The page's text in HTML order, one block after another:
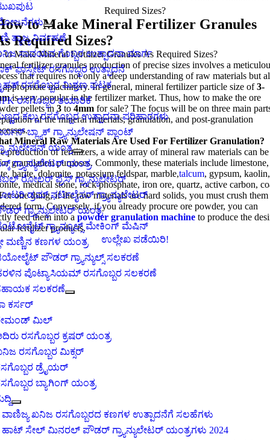
ತ್ಯಾಜ್ಯ ನಿರ್ವಹಣೆ
ಸಾವಯವ ಗೊಬ್ಬರ ಉತ್ಪಾದನಾ ಮಾರ್ಗ
ಫಾಸ್ಫೇಟ್ ರಸಗೊಬ್ಬರ ಉತ್ಪಾದನೆ
ರಸಗೊಬ್ಬರ ಮಿಶ್ರಣ ಘಟಕ
ರಸಗೊಬ್ಬರ ತಯಾರಿಕೆ
ಕಲ್ಲು ರಸಗೊಬ್ಬರ ಉತ್ಪಾದನಾ ಪರಿಹಾರಗಳು
ಬ್ಲ್ಯಾಕ್ ಗ್ರ್ಯಾನ್ಯುಲೇಷನ್ ಪ್ಲಾಂಟ್
ಯಂತ್ರ
ಗ್ರ್ಯಾನ್ಯುಲೇಟರ್ ಯಂತ್ರ
ರೋಲರ್ ಪ್ರೆಸ್ ಗ್ರ್ಯಾನ್ಯುಲೇಟರ್
ಡ್ರಮ್ ಫರ್ಟಿಲೈಸರ್ ಗ್ರ್ಯಾನ್ಯುಲೇಟರ್
ಗ್ರ್ಯಾನ್ಯುಲೇಟರ್ ಯಂತ್ರ
ಗ್ರ್ಯಾನ್ಯೂಲ್ಸ್ ಮೇಕಿಂಗ್ ಮೆಷಿನ್
ಮಣ್ಣಿನ ಕಣಗಳ ಯಂತ್ರ
ಪೌಡರ್ ಗ್ರ್ಯಾನ್ಯುಲ್ಸ್ ಸಲಕರಣೆ
ಪೊಟ್ಯಾಸಿಯಮ್ ರಸಗೊಬ್ಬರ ಸಲಕರಣೆ
ಸಲಕರಣೆ
ಕರ್ಸರ್
ಮಿಲ್
ರಸಗೊಬ್ಬರ ಕ್ರಷರ್ ಯಂತ್ರ
ರಸಗೊಬ್ಬರ ಮಿಕ್ಸರ್
ಡ್ರೈಯರ್
ಬ್ಯಾಗಿಂಗ್ ಯಂತ್ರ
ವಾಣಿಜ್ಯ ಖನಿಜ ರಸಗೊಬ್ಬರದ ಕಣಗಳ ಉತ್ಪಾದನೆಗೆ ಸಲಹೆಗಳು
ಹಾಟ್ ಸೇಲ್ ಮಿನರಲ್ ಪೌಡರ್ ಗ್ರ್ಯಾನ್ಯುಲೇಟರ್ ಯಂತ್ರಗಳು 2024
Required Sizes?
to Make Mineral Fertilizer Granules
Required Sizes?
to Make Mineral Fertilizer Granules As Required Sizes?
fertilizer granules production of precise sizes involves a
that requires not only a deep understanding of raw materials but
appropriate machinery.In general, mineral fertilizer particle size of 3-
is very popular in the fertilizer market. Thus, how to make the ore
pellets in 3 to 4mm for sale? The focus will be on three main
of the mineral materials,granulation, and post-granulation
.
MIneral RAw MAterials ARe USed For FErtilizer GRanulation?
production of fertilizers,a wide array of mineral raw materials can
granulation purposes.Commonly,these materials include limestone,
,barite,dolomite,potassium feldspar,marble,talcum, gypsum,kaolin,
,medical stone,rock phosphate,iron ore,quartz,active carbon,
one thing,if the raw materials are hard solids,you must crush
form.Conversely,if you already procure ore powder,you can
feed them into a powder granulation machine to produce the
fertilizer products.
ಉಲ್ಲೇಖ ಪಡೆಯಿರಿ!